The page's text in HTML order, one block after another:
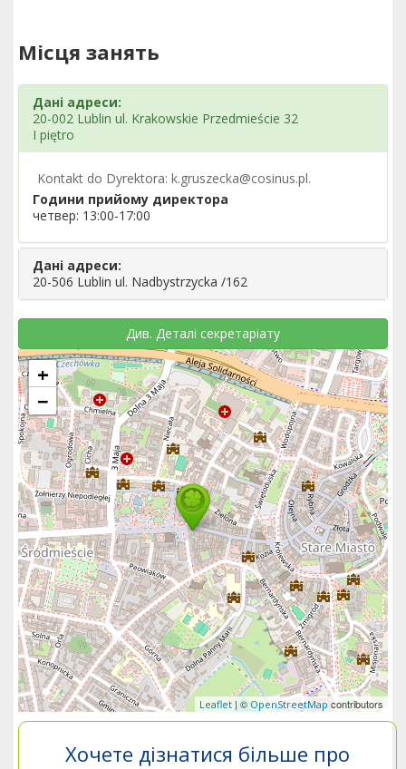
Місця занять
Дані адреси:
20-002 Lublin ul. Krakowskie Przedmieście 32
I piętro
Kontakt do Dyrektora: k.gruszecka@cosinus.pl.
Години прийому директора
четвер: 13:00-17:00
Дані адреси:
20-506 Lublin ul. Nadbystrzycka /162
Див. Деталі секретаріату
+
−
Leaflet | ©OpenStreetMap contributors
Хочете дізнатися більше про